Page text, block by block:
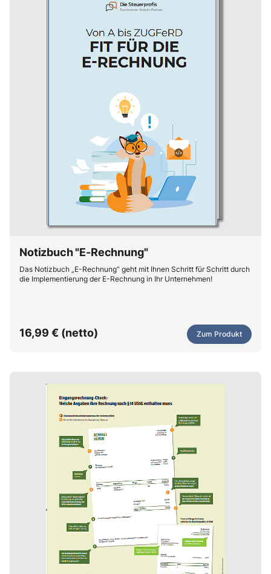
Notizbuch "E-Rechnung"
Das Notizbuch „E-Rechnung“ geht mit Ihnen Schritt für Schritt durch
die Implementierung der E-Rechnung in Ihr Unternehmen!
16,99 € (netto) Zum Produkt